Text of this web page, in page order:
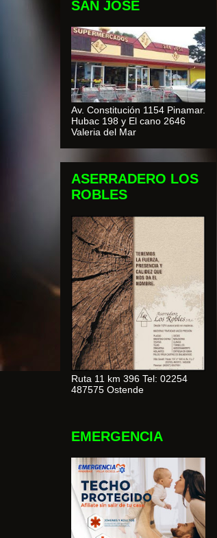
SAN JOSE
Av. Constitución 1154 Pinamar.
Hubac 198 y El cano 2646
Valeria del Mar
ASERRADERO LOS
ROBLES
Ruta 11 km 396 Tel: 02254
487575 Ostende
EMERGENCIA